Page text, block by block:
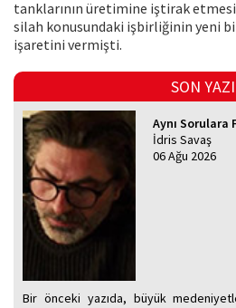
tanklarının üretimine iştirak
silah konusundaki işbirliğinin yeni bir
işaretini vermişti.
SON YAZI
Aynı Sorulara
İdris Savaş
06 Ağu 2026
Bir önceki yazıda, büyük